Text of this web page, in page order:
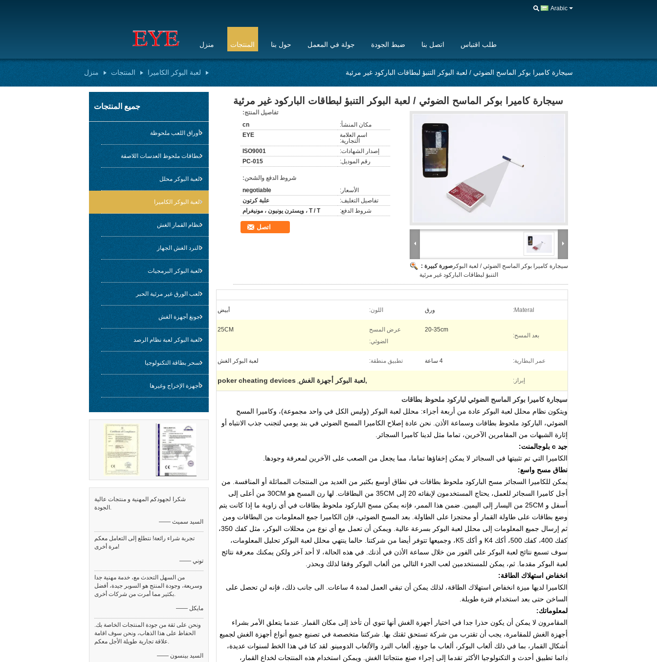
Arabic
منزل المنتجات حول بنا جولة في المعمل ضبط الجودة اتصل بنا طلب اقتباس
منزل المنتجات لعبة البوكر الكاميرا سيجارة كاميرا بوكر الماسح الضوئي / لعبة البوكر التنبؤ لبطاقات الباركود غير مرئية
جميع المنتجات
أوراق اللعب ملحوظة
بطاقات ملحوظ العدسات اللاصقة
لعبة البوكر محلل
لعبة البوكر الكاميرا
نظام القمار الغش
النرد الغش الجهاز
لعبة البوكر البرمجيات
لعب الورق غير مرئية الحبر
جونغ أجهزة الغش
لعبة البوكر لعبة نظام الرصد
سحر بطاقة التكنولوجيا
أجهزة الإخراج وغيرها
شكرا لجهودكم المهنية و منتجات عالية
الجودة.
—— السيد سميث
تجربة شراء رائعة! نتطلع إلى التعامل معكم
مرة أخرى!
—— توني
من السهل التحدث مع، خدمة مهنية جدا
وسريعة، وجودة المنتج هو السوبر جيدة، أفضل
بكثير مما أمرت من شركات أخرى.
—— مايكل
ونحن على ثقة من جودة المنتجات الخاصة بك.
الحفاظ على هذا الذهاب، ونحن سوف اقامة
علاقة تجارية طويلة الأجل معكم.
—— السيد بينسون
سيجارة كاميرا بوكر الماسح الضوئي / لعبة البوكر التنبؤ لبطاقات الباركود غير مرئية
صورة كبيرة : سيجارة كاميرا بوكر الماسح الضوئي / لعبة البوكر
التنبؤ لبطاقات الباركود غير مرئية
تفاصيل المنتج:
مكان المنشأ:
cn
اسم العلامة
التجارية:
EYE
إصدار الشهادات:
ISO9001
رقم الموديل:
PC-015
شروط الدفع والشحن:
الأسعار:
negotiable
تفاصيل التغليف:
علبة كرتون
شروط الدفع:
T / T ، ويسترن يونيون ، مونيغرام
اتصل
Materal: ورق اللون: أبيض
بعد المسح:
20-35cm
عرض المسح
الضوئي:
25CM
عمر البطارية: 4 ساعة تطبيق منطقة: لعبة البوكر الغش
إبراز: ,لعبة البوكر أجهزة الغش,
poker cheating devices
سيجارة كاميرا بوكر الماسح الضوئي لباركود ملحوظ بطاقات
ويتكون نظام محلل لعبة البوكر عادة من أربعة أجزاء: محلل لعبة البوكر (وليس الكل في واحد مجموعة)، وكاميرا المسح
الضوئي، الباركود ملحوظ بطاقات وسماعة الأذن.
نحن عادة إصلاح الكاميرا المسح الضوئي في بند يومي لتجنب جذب الانتباه أو
إثارة الشبهات من المقامرين الآخرين، تماما مثل لدينا كاميرا السجائر.
جيد c
بلوجالمنت:
الكاميرا التي تم تثبيتها في السجائر لا يمكن إخفاؤها تماما، مما يجعل من الصعب على الآخرين لمعرفة وجودها.
نطاق مسح واسع:
يمكن للكاميرا السجائر مسح الباركود ملحوظ بطاقات في نطاق أوسع بكثير من العديد من المنتجات المماثلة أو المنافسة.
من
أجل كاميرا السجائر للعمل، يحتاج المستخدمون لإبقائه 20 إلى 35CM من البطاقات.
لها رن المسح هو 30CM من أعلى إلى
أسفل و 25CM من اليسار إلى اليمين.
ضمن هذا الممر، فإنه يمكن مسح الباركود ملحوظ بطاقات في أي زاوية ما إذا كانت يتم
وضع بطاقات على طاولة القمار أو محتجزا على الطاولة.
بعد المسح الضوئي، فإن الكاميرا جمع المعلومات من البطاقات ومن
ثم إرسال جميع المعلومات إلى محلل لعبة البوكر بسرعة عالية.
ويمكن أن تعمل مع أي نوع من محللات البوكر، مثل كفك 350،
كفك 400، كفك 500، أكك K4 و أكك K5، وجميعها تتوفر أيضا من شركتنا.
حالما ينتهي محلل لعبة البوكر تحليل المعلومات،
سوف تسمع نتائج لعبة البوكر على الفور من خلال سماعة الأذن في أذنك.
في هذه الحالة، لا أحد آخر ولكن يمكنك معرفة نتائج
لعبة البوكر مقدما. ثم، يمكن للمستخدمين لعب الجزء التالي من ألعاب البوكر وفقا لذلك وبحذر.
انخفاض استهلاك الطاقة:
الكاميرا لديها ميزة انخفاض استهلاك الطاقة، لذلك يمكن أن تبقي العمل لمدة 4 ساعات.
الى جانب ذلك، فإنه لن تحصل على
الساخن حتى بعد استخدام فترة طويلة.
لمعلوماتك:
المقامرون لا يمكن أن يكون حذرا جدا في اختيار أجهزة الغش أنها تنوي أن تأخذ إلى مكان القمار.
عندما يتعلق الأمر بشراء
أجهزة الغش للمقامرة، يجب أن تقترب من شركة تستحق ثقتك بها.
شركتنا متخصصة في تصنيع جميع أنواع أجهزة الغش لجميع
أشكال القمار، بما في ذلك ألعاب البوكر، ألعاب ما جونغ، ألعاب النرد والألعاب الدومينو.
لقد كنا في هذا الخط لسنوات عديدة،
دائما تطبيق أحدث و التكنولوجيا الأكثر تقدما إلى إجراء صنع منتجاتنا الغش.
ويمكن استخدام هذه المنتجات لخداع القمار،